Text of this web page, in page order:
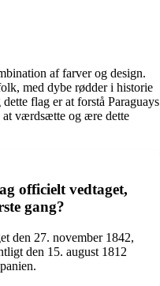
af farver og design.
med dybe rødder i historie
flag er at forstå Paraguays
værdsætte og ære dette
officielt vedtaget,
gang?
den 27. november 1842,
den 15. august 1812